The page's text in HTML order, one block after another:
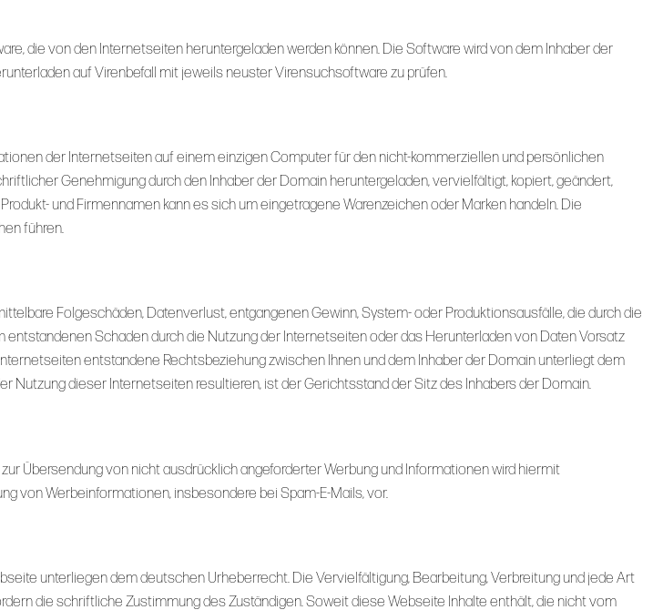
die von den Internetseiten heruntergeladen werden können. Die Software wird von dem Inhaber der
auf Virenbefall mit jeweils neuster Virensuchsoftware zu prüfen.
der Internetseiten auf einem einzigen Computer für den nicht-kommerziellen und persönlichen
Genehmigung durch den Inhaber der Domain heruntergeladen, vervielfältigt, kopiert, geändert,
und Firmennamen kann es sich um eingetragene Warenzeichen oder Marken handeln. Die
führen.
Folgeschäden, Datenverlust, entgangenen Gewinn, System- oder Produktionsausfälle, die durch die
Schaden durch die Nutzung der Internetseiten oder das Herunterladen von Daten Vorsatz
entstandene Rechtsbeziehung zwischen Ihnen und dem Inhaber der Domain unterliegt dem
Nutzung dieser Internetseiten resultieren, ist der Gerichtsstand der Sitz des Inhabers der Domain.
Übersendung von nicht ausdrücklich angeforderter Werbung und Informationen wird hiermit
von Werbeinformationen, insbesondere bei Spam-E-Mails, vor.
unterliegen dem deutschen Urheberrecht. Die Vervielfältigung, Bearbeitung, Verbreitung und jede Art
die schriftliche Zustimmung des Zuständigen. Soweit diese Webseite Inhalte enthält, die nicht vom